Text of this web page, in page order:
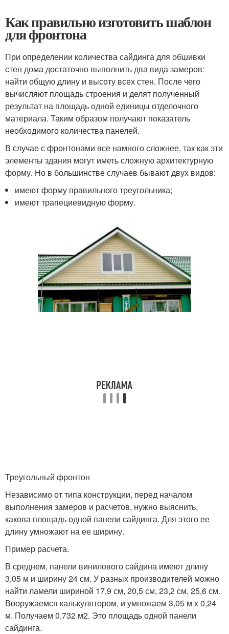
Как правильно изготовить шаблон
для фронтона
При определении количества сайдинга для обшивки
стен дома достаточно выполнить два вида замеров:
найти общую длину и высоту всех стен. После чего
вычисляют площадь строения и делят полученный
результат на площадь одной единицы отделочного
материала. Таким образом получают показатель
необходимого количества панелей.
В случае с фронтонами все намного сложнее, так как эти
элементы здания могут иметь сложную архитектурную
форму. Но в большинстве случаев бывают двух видов:
имеют форму правильного треугольника;
имеют трапециевидную форму.
Треугольный фронтон
Независимо от типа конструкции, перед началом
выполнения замеров и расчетов, нужно выяснить,
какова площадь одной панели сайдинга. Для этого ее
длину умножают на ее ширину.
Пример расчета.
В среднем, панели винилового сайдина имеют длину
3,05 м и ширину 24 см. У разных производителей можно
найти ламели шириной 17,9 см, 20,5 см, 23,2 см, 25,6 см.
Вооружаемся калькулятором, и умножаем 3,05 м х 0,24
м. Получаем 0,732 м2. Это площадь одной панели
сайдинга.